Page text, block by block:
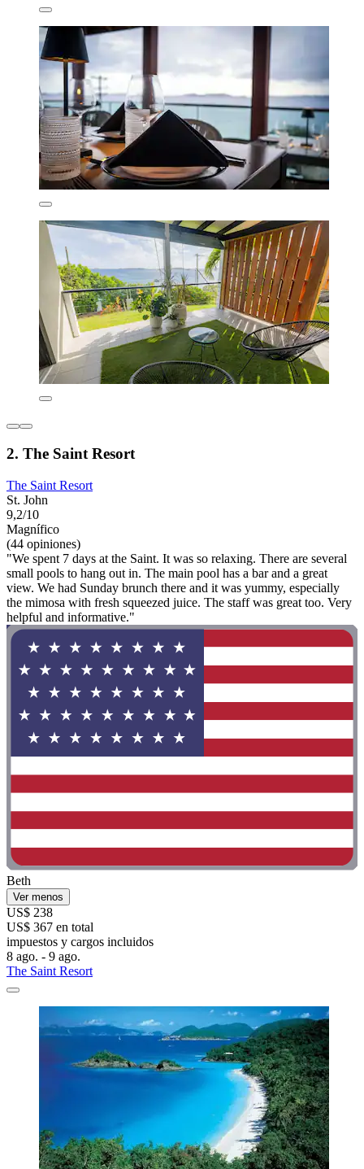
2. The Saint Resort
The Saint Resort
St. John
9,2/10
Magnífico
(44 opiniones)
"We spent 7 days at the Saint. It was so relaxing. There are several
small pools to hang out in. The main pool has a bar and a great
view. We had Sunday brunch there and it was yummy, especially
the mimosa with fresh squeezed juice. The staff was great too. Very
helpful and informative."
Beth
Ver menos
US$ 238
US$ 367 en total
impuestos y cargos incluidos
8 ago. - 9 ago.
The Saint Resort